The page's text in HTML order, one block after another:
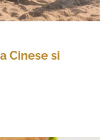
Cinese si